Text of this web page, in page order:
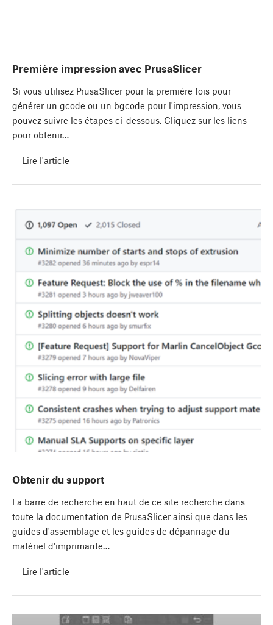
Première impression avec PrusaSlicer
Si vous utilisez PrusaSlicer pour la première fois pour
générer un gcode ou un bgcode pour l'impression, vous
pouvez suivre les étapes ci-dessous. Cliquez sur les liens
pour obtenir…
Lire l'article
Obtenir du support
La barre de recherche en haut de ce site recherche dans
toute la documentation de PrusaSlicer ainsi que dans les
guides d'assemblage et les guides de dépannage du
matériel d'imprimante…
Lire l'article